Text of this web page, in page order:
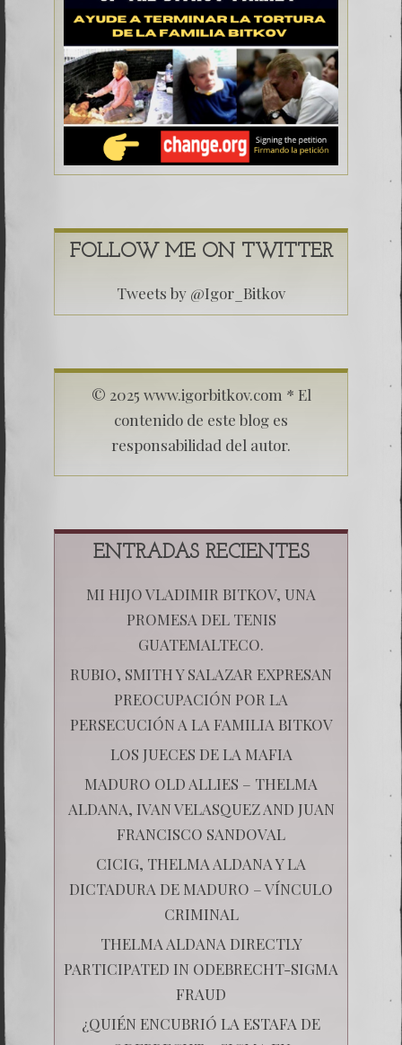
FOLLOW ME ON TWITTER
Tweets by @Igor_Bitkov
© 2025 www.igorbitkov.com * El
contenido de este blog es
responsabilidad del autor.
ENTRADAS RECIENTES
MI HIJO VLADIMIR BITKOV, UNA
PROMESA DEL TENIS
GUATEMALTECO.
RUBIO, SMITH Y SALAZAR EXPRESAN
PREOCUPACIÓN POR LA
PERSECUCIÓN A LA FAMILIA BITKOV
LOS JUECES DE LA MAFIA
MADURO OLD ALLIES – THELMA
ALDANA, IVAN VELASQUEZ AND JUAN
FRANCISCO SANDOVAL
CICIG, THELMA ALDANA Y LA
DICTADURA DE MADURO – VÍNCULO
CRIMINAL
THELMA ALDANA DIRECTLY
PARTICIPATED IN ODEBRECHT-SIGMA
FRAUD
¿QUIÉN ENCUBRIÓ LA ESTAFA DE